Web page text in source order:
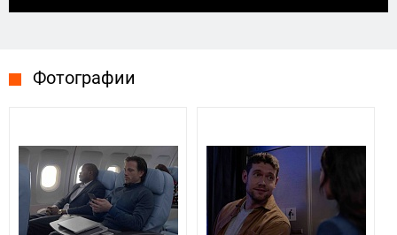
Фотографии